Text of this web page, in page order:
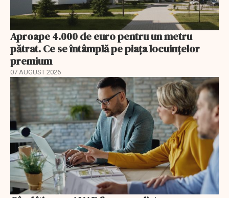
Aproape 4.000 de euro pentru un metru
pătrat. Ce se întâmplă pe piața locuințelor
premium
07 AUGUST 2026